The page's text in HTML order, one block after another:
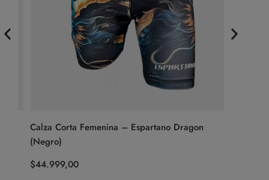
Calza Corta Femenina – Espartano Dragon
(Negro)
44.999,00